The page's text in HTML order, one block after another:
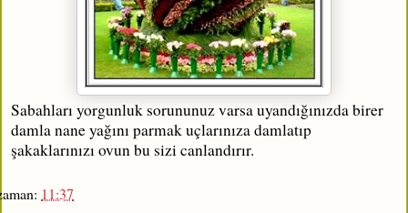
Sabahları yorgunluk sorununuz varsa uyandığınızda birer
damla nane yağını parmak uçlarınıza damlatıp
şakaklarınızı ovun bu sizi canlandırır.
11:37